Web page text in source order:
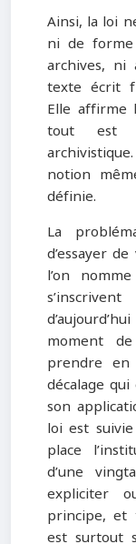
Ainsi, la loi
ni de
archives, ni
texte écrit
Elle affirme
tout est
notion
définie.
La
d’essayer
l’on nomme
moment
prendre en
décalage
son
loi est
place
d’une
expliciter
principe, et
est surtout